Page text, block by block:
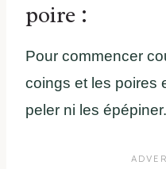
poire :
Pour commencer
coings et les poires
peler ni les épépiner.